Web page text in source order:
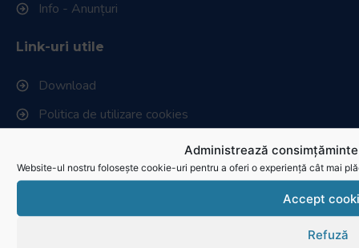
Administrează
Website-ul nostru folosește cookie-uri pentru a oferi o experiență cât mai
Accept
Refuză
Info - Anunțuri
Link-uri utile
Download
Politica de utilizare cookies